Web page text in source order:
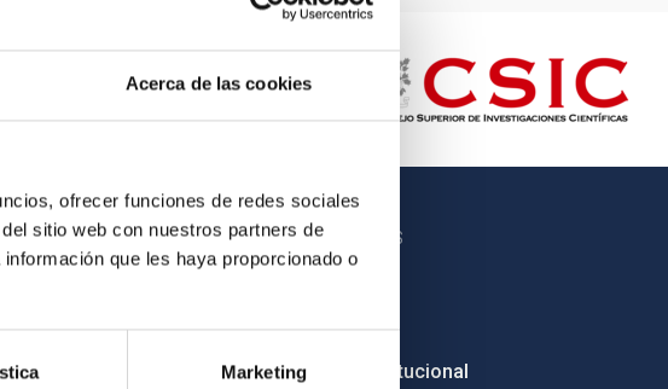
Acerca de las cookies
ofrecer funciones de redes sociales
sitio web con nuestros partners de
que les haya proporcionado o
Marketing
OTROS ENLACES
Licitaciones
Imagen institucional